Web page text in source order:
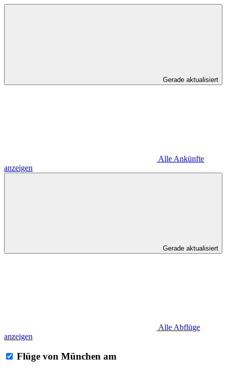
Gerade aktualisiert
Alle Ankünfte
anzeigen
Gerade aktualisiert
Alle Abflüge
anzeigen
Flüge von München am